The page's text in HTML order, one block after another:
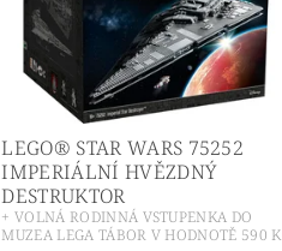
LEGO® STAR WARS 75252
IMPERIÁLNÍ HVĚZDNÝ
DESTRUKTOR
+ VOLNÁ RODINNÁ VSTUPENKA DO
MUZEA LEGA TÁBOR V HODNOTĚ 590